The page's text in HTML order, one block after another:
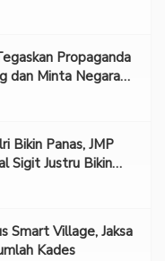
Propaganda
dan Minta Negara
Bikin Panas, JMP
Sigit Justru Bikin
Smart Village, Jaksa
Kades